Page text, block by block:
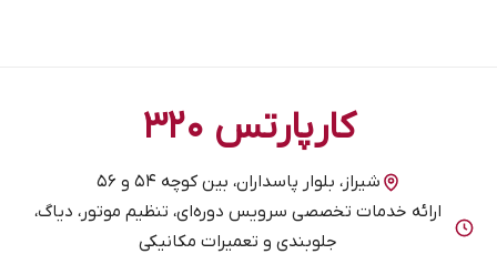
کارپارتس ۳۲۰
شیراز، بلوار پاسداران، بین کوچه ۵۴ و ۵۶
ارائه خدمات تخصصی سرویس دوره‌ای، تنظیم موتور، دیاگ،
جلوبندی و تعمیرات مکانیکی